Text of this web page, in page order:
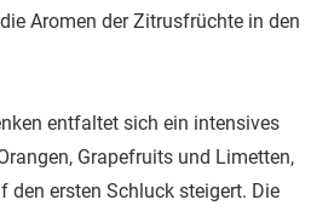
Aromen der Zitrusfrüchte in den
entfaltet sich ein intensives
Grapefruits und Limetten,
den ersten Schluck steigert. Die